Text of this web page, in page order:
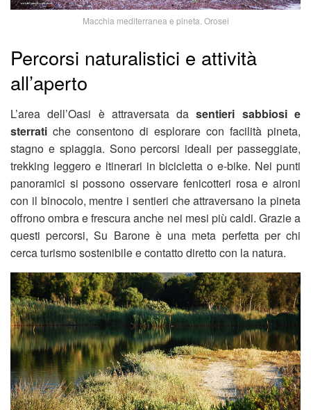
Macchia mediterranea e pineta. Orosei
Percorsi naturalistici e attività
all’aperto
L’area dell’Oasi è attraversata dasentieri sabbiosi e
sterrati che consentono di esplorare con facilità pineta,
stagno e spiaggia. Sono percorsi ideali per passeggiate,
trekking leggero e itinerari in bicicletta o e-bike. Nei punti
panoramici si possono osservare fenicotteri rosa e aironi
con il binocolo, mentre i sentieri che attraversano la pineta
offrono ombra e frescura anche nei mesi più caldi. Grazie a
questi percorsi, Su Barone è una meta perfetta per chi
cerca turismo sostenibile e contatto diretto con la natura.